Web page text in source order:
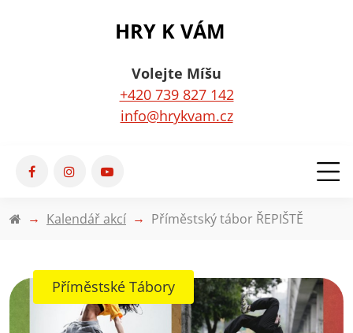
HRY K VÁM
Volejte Míšu
+420 739 827 142
info@hrykvam.cz
Kalendář akcí Příměstský tábor ŘEPIŠTĚ
Příměstské Tábory